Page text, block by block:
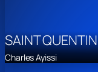
SAINT QUENTIN
Charles Ayissi